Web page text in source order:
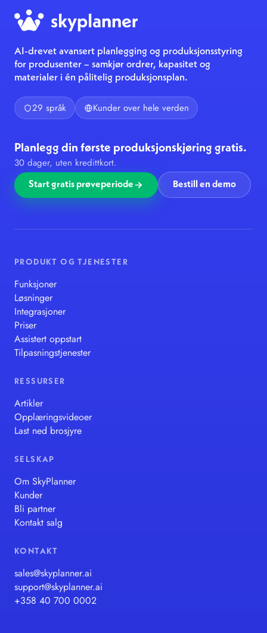
AI-drevet avansert planlegging og produksjonsstyring
for produsenter – samkjør ordrer, kapasitet og
materialer i én pålitelig produksjonsplan.
29 språk Kunder over hele verden
Planlegg din første produksjonskjøring gratis.
30 dager, uten kredittkort.
Start gratis prøveperiode Bestill en demo
PRODUKT OG TJENESTER
Funksjoner
Løsninger
Integrasjoner
Priser
Assistert oppstart
Tilpasningstjenester
RESSURSER
Artikler
Opplæringsvideoer
Last ned brosjyre
SELSKAP
Om SkyPlanner
Kunder
Bli partner
Kontakt salg
KONTAKT
sales@skyplanner.ai
support@skyplanner.ai
+358 40 700 0002